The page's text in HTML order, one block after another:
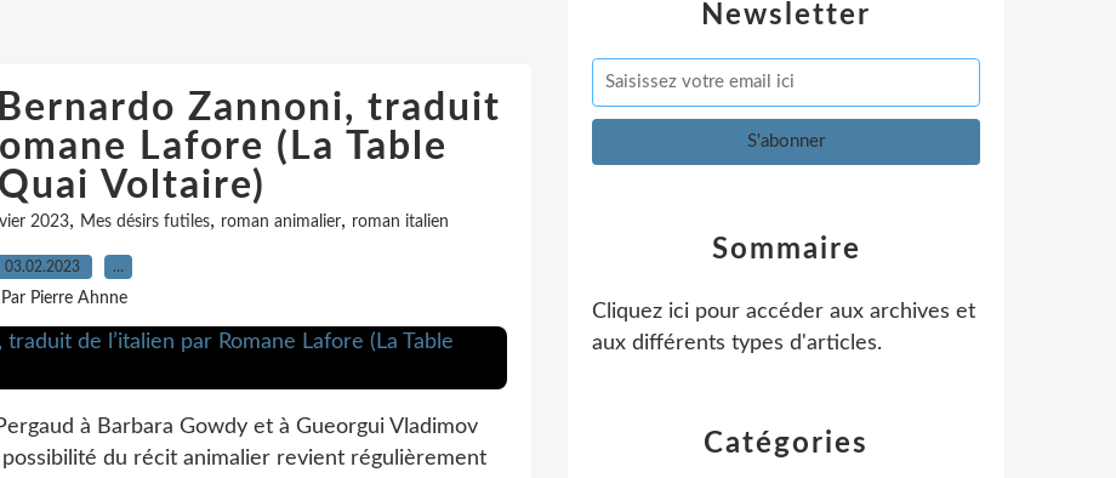
Zannoni, traduit
Lafore (La Table
Voltaire)
2023, Mes désirs futiles, roman animalier, roman italien
03.02.2023 …
Par Pierre Ahnne
à Barbara Gowdy et à Gueorgui Vladimov
du récit animalier revient régulièrement
Newsletter
Catégories
Sommaire
Cliquez ici pour accéder aux archives et
aux différents types d'articles.